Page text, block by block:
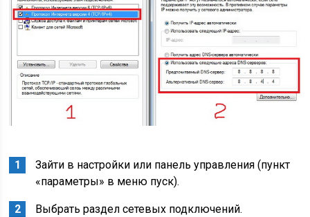
Зайти в настройки или панель управления (пункт
«параметры» в меню пуск).
Выбрать раздел сетевых подключений.